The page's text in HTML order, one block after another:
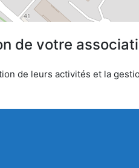
de votre
de leurs activités et la